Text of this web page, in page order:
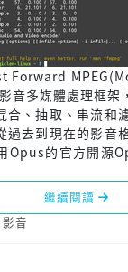
Forward
音多媒體處理框架
合、抽取、串流和
過去到現在的影音
Opus的官方開源
繼續閱讀
影音